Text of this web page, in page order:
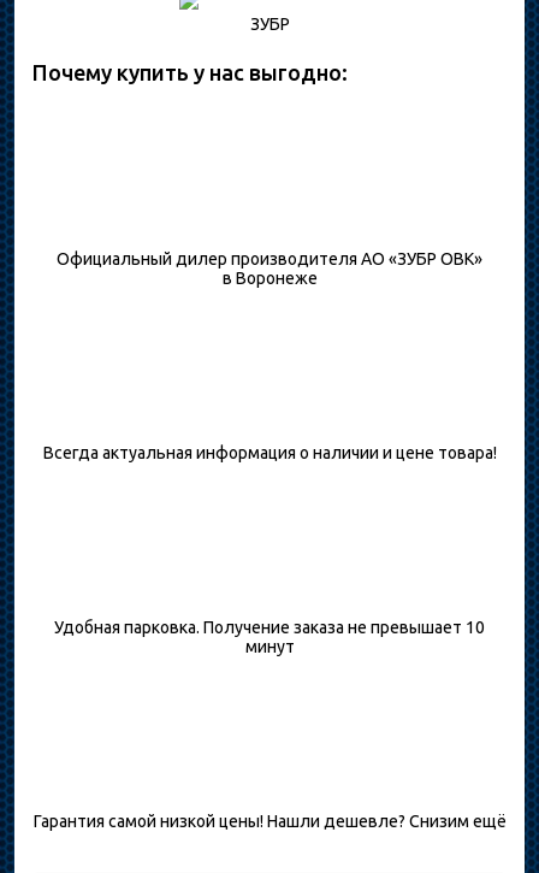
ЗУБР
Почему купить у нас выгодно:
Официальный дилер производителя АО «ЗУБР ОВК»
в Воронеже
Всегда актуальная информация о наличии и цене товара!
Удобная парковка. Получение заказа не превышает 10
минут
Гарантия самой низкой цены! Нашли дешевле? Снизим ещё